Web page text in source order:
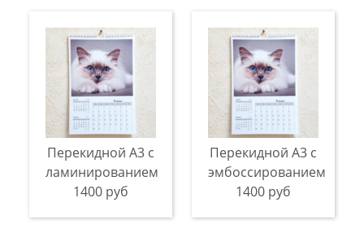
Перекидной А3 с
ламинированием
1400 руб
Перекидной А3 с
эмбоссированием
1400 руб